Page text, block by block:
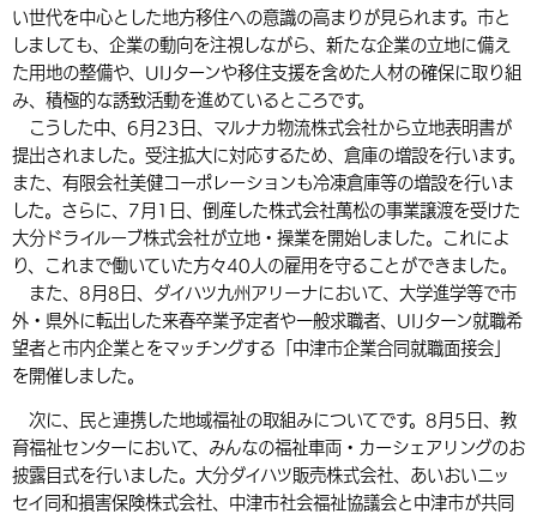
い世代を中心とした地方移住への意識の高まりが見られます。市と
しましても、企業の動向を注視しながら、新たな企業の立地に備え
た用地の整備や、UIJターンや移住支援を含めた人材の確保に取り組
み、積極的な誘致活動を進めているところです。
こうした中、6月23日、マルナカ物流株式会社から立地表明書が
提出されました。受注拡大に対応するため、倉庫の増設を行います。
また、有限会社美健コーポレーションも冷凍倉庫等の増設を行いま
した。さらに、7月1日、倒産した株式会社萬松の事業譲渡を受けた
大分ドライルーブ株式会社が立地・操業を開始しました。これによ
り、これまで働いていた方々40人の雇用を守ることができました。
また、8月8日、ダイハツ九州アリーナにおいて、大学進学等で市
外・県外に転出した来春卒業予定者や一般求職者、UIJターン就職希
望者と市内企業とをマッチングする「中津市企業合同就職面接会」
を開催しました。
次に、民と連携した地域福祉の取組みについてです。8月5日、教
育福祉センターにおいて、みんなの福祉車両・カーシェアリングのお
披露目式を行いました。大分ダイハツ販売株式会社、あいおいニッ
セイ同和損害保険株式会社、中津市社会福祉協議会と中津市が共同